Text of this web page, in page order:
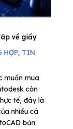
về giấy
HỢP, TIN
muốn mua
còn
tế, đây là
nhiều cá
bản